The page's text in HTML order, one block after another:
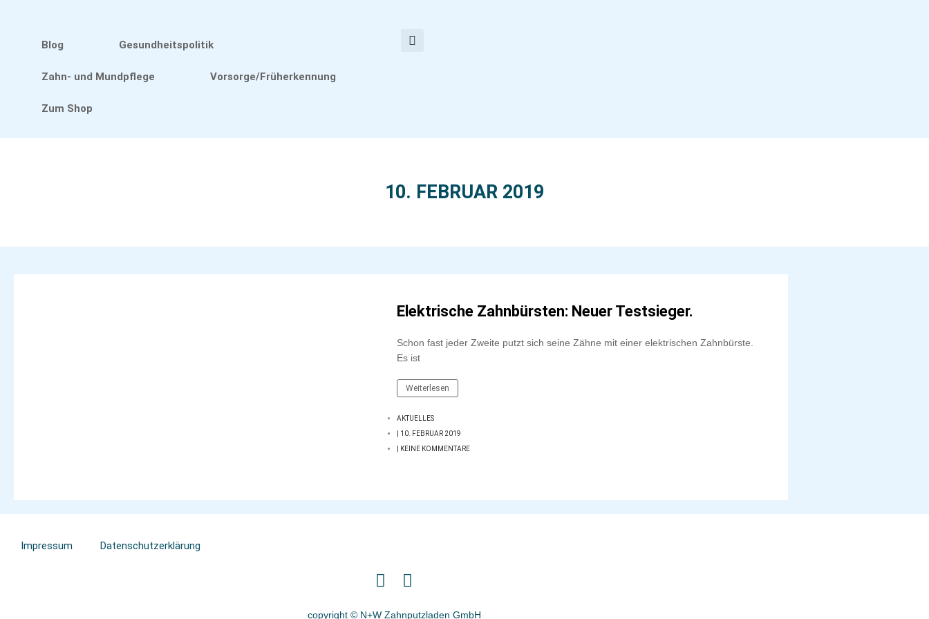
Blog Gesundheitspolitik
Zahn- und Mundpflege Vorsorge/Früherkennung
Zum Shop
10. FEBRUAR 2019
Elektrische Zahnbürsten: Neuer Testsieger.
Schon fast jeder Zweite putzt sich seine Zähne mit einer elektrischen Zahnbürste.
Es ist
Weiterlesen
AKTUELLES
10. FEBRUAR 2019
KEINE KOMMENTARE
Impressum Datenschutzerklärung
I
n
s
F
a
c
copyright © N+W Zahnputzladen GmbH